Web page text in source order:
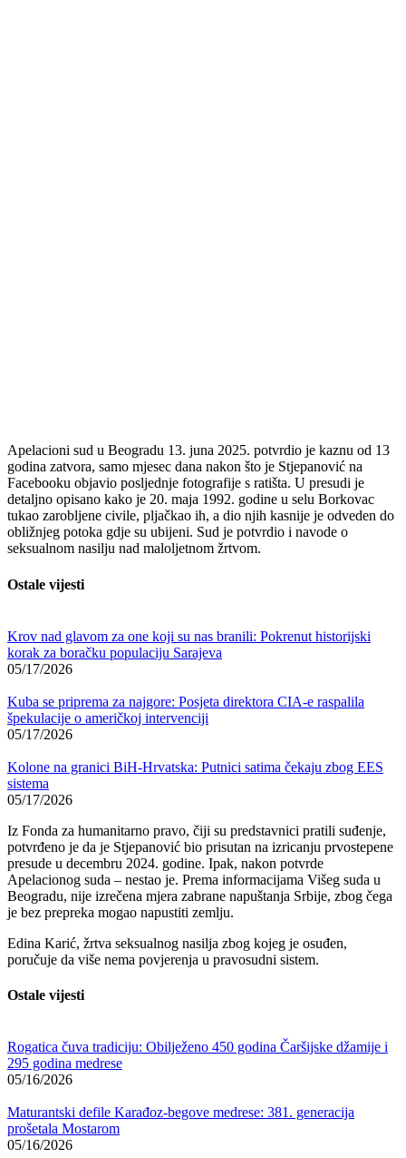
Apelacioni sud u Beogradu 13. juna 2025. potvrdio je kaznu od 13
godina zatvora, samo mjesec dana nakon što je Stjepanović na
Facebooku objavio posljednje fotografije s ratišta. U presudi je
detaljno opisano kako je 20. maja 1992. godine u selu Borkovac
tukao zarobljene civile, pljačkao ih, a dio njih kasnije je odveden do
obližnjeg potoka gdje su ubijeni. Sud je potvrdio i navode o
seksualnom nasilju nad maloljetnom žrtvom.
Ostale vijesti
Krov nad glavom za one koji su nas branili: Pokrenut historijski
korak za boračku populaciju Sarajeva
05/17/2026
Kuba se priprema za najgore: Posjeta direktora CIA-e raspalila
špekulacije o američkoj intervenciji
05/17/2026
Kolone na granici BiH-Hrvatska: Putnici satima čekaju zbog EES
sistema
05/17/2026
Iz Fonda za humanitarno pravo, čiji su predstavnici pratili suđenje,
potvrđeno je da je Stjepanović bio prisutan na izricanju prvostepene
presude u decembru 2024. godine. Ipak, nakon potvrde
Apelacionog suda – nestao je. Prema informacijama Višeg suda u
Beogradu, nije izrečena mjera zabrane napuštanja Srbije, zbog čega
je bez prepreka mogao napustiti zemlju.
Edina Karić, žrtva seksualnog nasilja zbog kojeg je osuđen,
poručuje da više nema povjerenja u pravosudni sistem.
Ostale vijesti
Rogatica čuva tradiciju: Obilježeno 450 godina Čaršijske džamije i
295 godina medrese
05/16/2026
Maturantski defile Karađoz-begove medrese: 381. generacija
prošetala Mostarom
05/16/2026